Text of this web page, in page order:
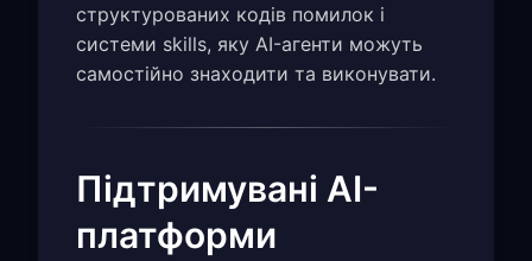
структурованих кодів помилок і
системи skills, яку AI-агенти можуть
самостійно знаходити та виконувати.
Підтримувані AI-
платформи